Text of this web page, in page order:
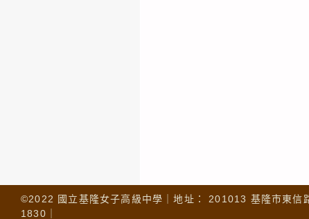
©2022 國立基隆女子高級中學｜地址： 201013 基隆市東
1830｜